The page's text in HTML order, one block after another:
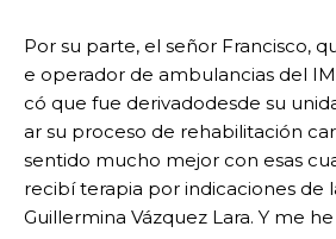
Por su parte, el señor Francisco,
e operador de ambulancias del
có que fue derivadodesde su
ar su proceso de rehabilitación
sentido mucho mejor con esas
recibí terapia por indicaciones de
Guillermina Vázquez Lara. Y me